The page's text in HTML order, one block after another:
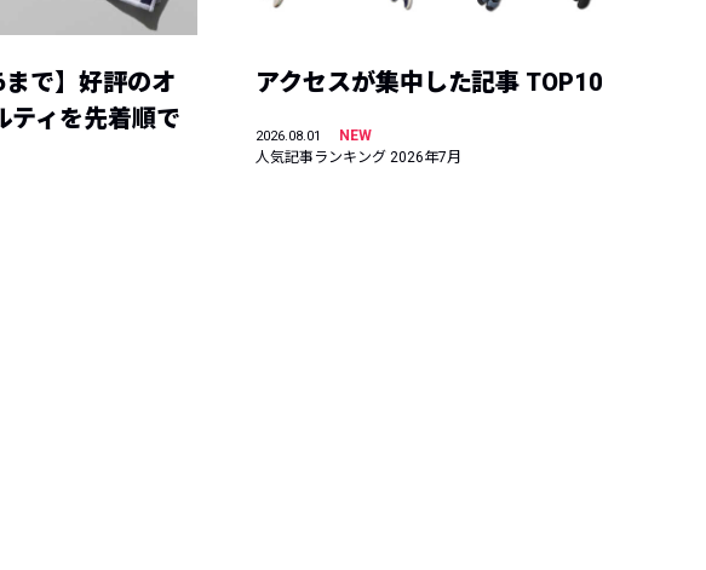
まで】好評のオ
ティを先着順で
アクセスが集中した記事 TOP10
2026.08.01
NEW
人気記事ランキング 2026年7月